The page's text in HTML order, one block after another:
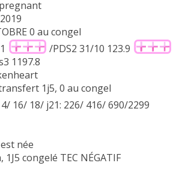
0 au congel
/PDS2 31/10 123.9
1197.8
1j5, 0 au congel
16/ 18/ j21: 226/ 416/ 690/2299
née
congelé TEC NÉGATIF